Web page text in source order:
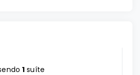
1 suíte